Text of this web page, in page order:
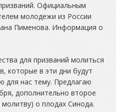
Официальным
молодежи из России
Пименова. Информация о
для призваний молиться
которые в эти дни будут
для нас тему. Предлагаю
дополнительно второе
о плодах Синода.